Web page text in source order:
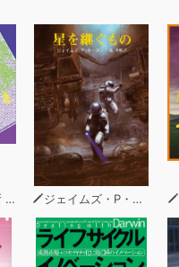
ジェイムズ・P・ホーガン